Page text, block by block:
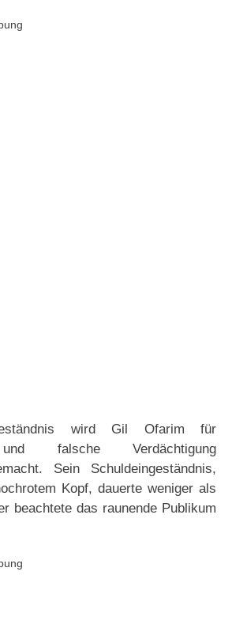
wird Gil Ofarim für
und falsche Verdächtigung
Sein Schuldeingeständnis,
Kopf, dauerte weniger als
beachtete das raunende Publikum